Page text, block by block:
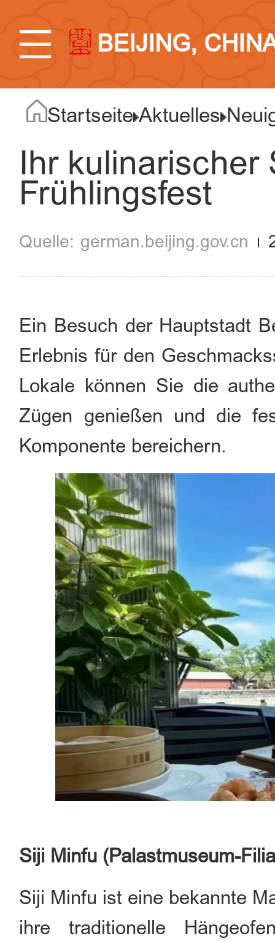
BEIJING,
Startseite Aktuelles
Ihr kulinarischer
Frühlingsfest
german.beijing.gov.cn
Ein Besuch der Hauptstadt
Erlebnis für den
Lokale können Sie die
Zügen genießen und die
Komponente bereichern.
Siji Minfu (Palastmuseum-
Siji Minfu ist eine bekannte
ihre traditionelle